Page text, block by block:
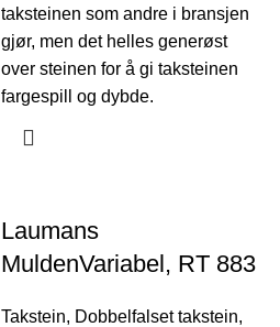
taksteinen som andre i bransjen
gjør, men det helles generøst
over steinen for å gi taksteinen
fargespill og dybde.
Laumans
MuldenVariabel, RT 883
Takstein, Dobbelfalset takstein,